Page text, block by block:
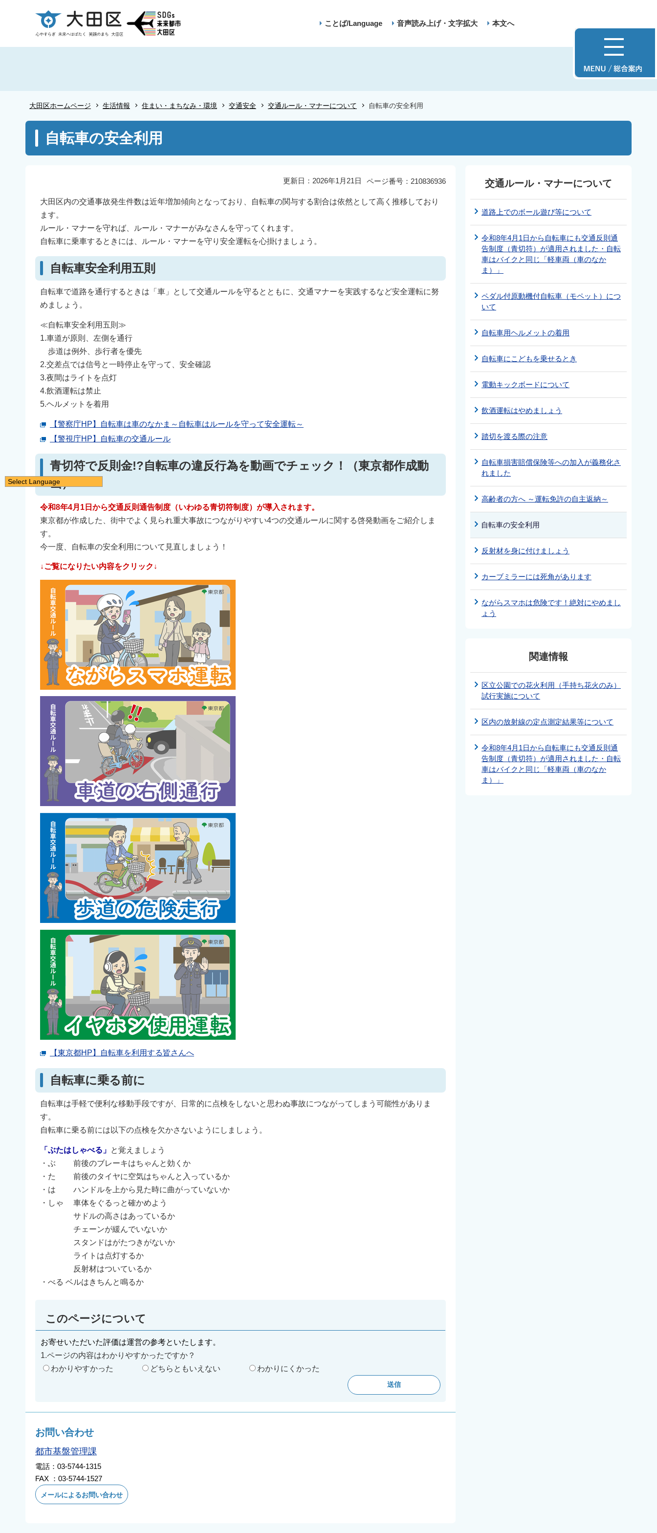
ー
ことば/Language 音声読み上げ・文字拡大 本文へ
大田区ホームページ 生活情報 住まい・まちなみ・環境 交通安全 交通ルール・マナーについて 自転車の安全利用
こ
自転車の安全利用
ページ番号：210836936
更新日：2026年1月21日
大田区内の交通事故発生件数は近年増加傾向となっており、自転車の関与する割合は依然として高く推移しており
ます。
ルール・マナーを守れば、ルール・マナーがみなさんを守ってくれます。
自転車に乗車するときには、ルール・マナーを守り安全運転を心掛けましょう。
自転車安全利用五則
自転車で道路を通行するときは「車」として交通ルールを守るとともに、交通マナーを実践するなど安全運転に努
めましょう。
≪自転車安全利用五則≫
1.車道が原則、左側を通行
歩道は例外、歩行者を優先
2.交差点では信号と一時停止を守って、安全確認
3.夜間はライトを点灯
4.飲酒運転は禁止
5.ヘルメットを着用
【警察庁HP】自転車は車のなかま～自転車はルールを守って安全運転～
【警視庁HP】自転車の交通ルール
青切符で反則金!?自転車の違反行為を動画でチェック！（東京都作成動
画）
令和8年4月1日から交通反則通告制度（いわゆる青切符制度）が導入されます。
東京都が作成した、街中でよく見られ重大事故につながりやすい4つの交通ルールに関する啓発動画をご紹介しま
す。
今一度、自転車の安全利用について見直しましょう！
↓ご覧になりたい内容をクリック↓
【東京都HP】自転車を利用する皆さんへ
自転車に乗る前に
自転車は手軽で便利な移動手段ですが、日常的に点検をしないと思わぬ事故につながってしまう可能性がありま
す。
自転車に乗る前には以下の点検を欠かさないようにしましょう。
「ぶたはしゃべる」 と覚えましょう
・ぶ 前後のブレーキはちゃんと効くか
・た 前後のタイヤに空気はちゃんと入っているか
・は ハンドルを上から見た時に曲がっていないか
・しゃ 車体をぐるっと確かめよう
サドルの高さはあっているか
チェーンが緩んでいないか
スタンドはがたつきがないか
ライトは点灯するか
反射材はついているか
・べる ベルはきちんと鳴るか
このページについて
お寄せいただいた評価は運営の参考といたします。
1.ページの内容はわかりやすかったですか？
わかりやすかった
どちらともいえない わかりにくかった
お問い合わせ
都市基盤管理課
電話：03-5744-1315
FAX ：03-5744-1527
メールによるお問い合わせ
交通ルール・マナーについて
道路上でのボール遊び等について
令和8年4月1日から自転車にも交通反則通
告制度（青切符）が適用されました・自転
車はバイクと同じ「軽車両（車のなか
ま）」
ペダル付原動機付自転車（モペット）につ
いて
自転車用ヘルメットの着用
自転車にこどもを乗せるとき
電動キックボードについて
飲酒運転はやめましょう
踏切を渡る際の注意
自転車損害賠償保険等への加入が義務化さ
れました
高齢者の方へ ～運転免許の自主返納～
自転車の安全利用
反射材を身に付けましょう
カーブミラーには死角があります
ながらスマホは危険です！絶対にやめまし
ょう
関連情報
区立公園での花火利用（手持ち花火のみ）
試行実施について
区内の放射線の定点測定結果等について
令和8年4月1日から自転車にも交通反則通
告制度（青切符）が適用されました・自転
車はバイクと同じ「軽車両（車のなか
ま）」
Select Language